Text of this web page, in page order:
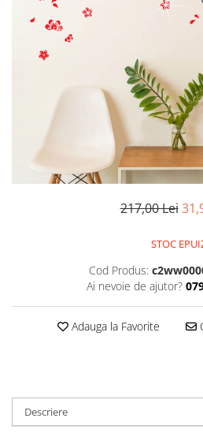
Stickere Oglinzi
Stickere Walplus ™
Artă
Modern
Muzică
Natură
Spații comerciale
Stickere Auto
Alte desene
Panoramică
Peisaje
Tablou Canvas personalizabil
Vehicule
217,00 Lei
STOC
Cod Produs:
Ai nevoie de ajutor?
Adauga la Favorite
Descriere